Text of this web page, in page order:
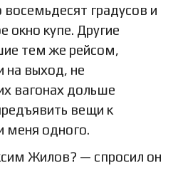
восемьдесят градусов и
окно купе. Другие
тем же рейсом,
на выход, не
вагонах дольше
вещи к
меня одного.
Жилов? — спросил он